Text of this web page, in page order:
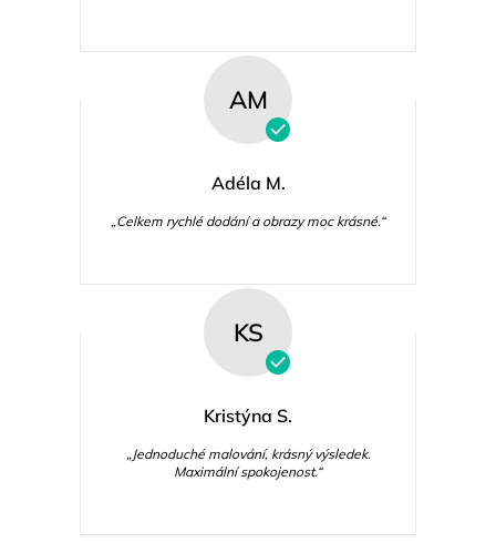
AM
Adéla M.
„Celkem rychlé dodání a obrazy moc krásné.“
KS
Kristýna S.
„Jednoduché malování, krásný výsledek.
Maximální spokojenost.“